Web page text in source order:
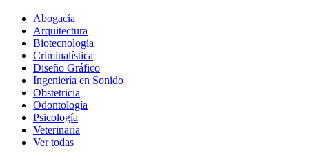
Abogacía
Arquitectura
Biotecnología
Criminalística
Diseño Gráfico
Ingeniería en Sonido
Obstetricia
Odontología
Psicología
Veterinaria
Ver todas